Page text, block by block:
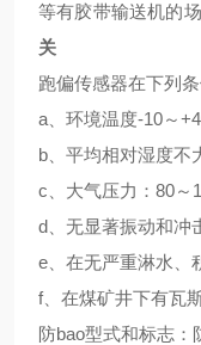
等有胶带输送机的
关
跑偏传感器在下列
a 、环境温度-10～
b 、平均相对湿度不
c 、大气压力： 80～
d 、无显著振动和冲
e 、在无严重淋水
f、在煤矿井下有瓦
防bao型式和标志：